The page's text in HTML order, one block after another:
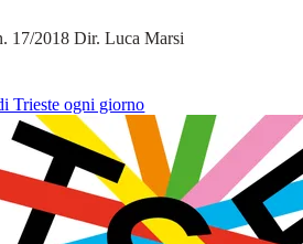
17/2018 Dir. Luca Marsi
Trieste ogni giorno